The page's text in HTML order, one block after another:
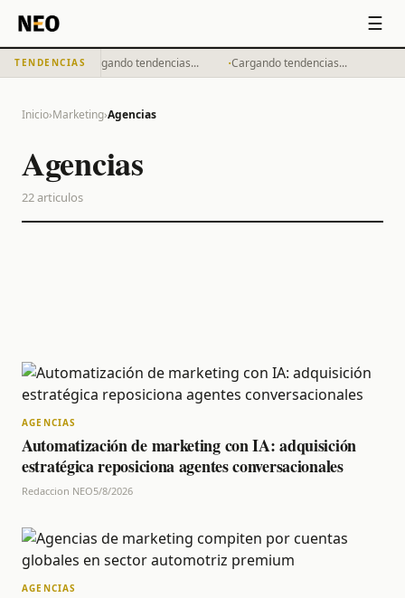
☰
TENDENCIAS
·Cargando tendencias... ·Cargando tendencias...
Inicio›Marketing›Agencias
Agencias
22articulos
AGENCIAS
Automatización de marketing con IA: adquisición
estratégica reposiciona agentes conversacionales
Redaccion NEO5/8/2026
AGENCIAS